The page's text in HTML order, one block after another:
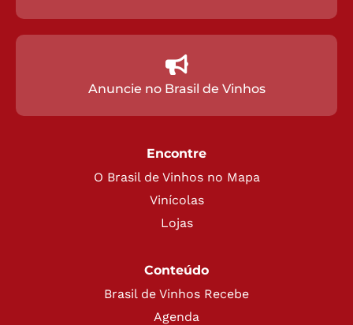
Anuncie no Brasil de Vinhos
Encontre
O Brasil de Vinhos no Mapa
Vinícolas
Lojas
Conteúdo
Brasil de Vinhos Recebe
Agenda